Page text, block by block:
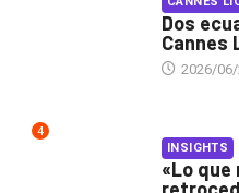
Dos
Cannes
2026/06/
4
INSIGHTS
«Lo que